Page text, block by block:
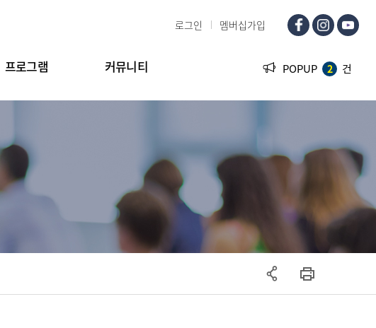
프로그램 커뮤니티
로그인 멤버십가입
POPUP 2 건